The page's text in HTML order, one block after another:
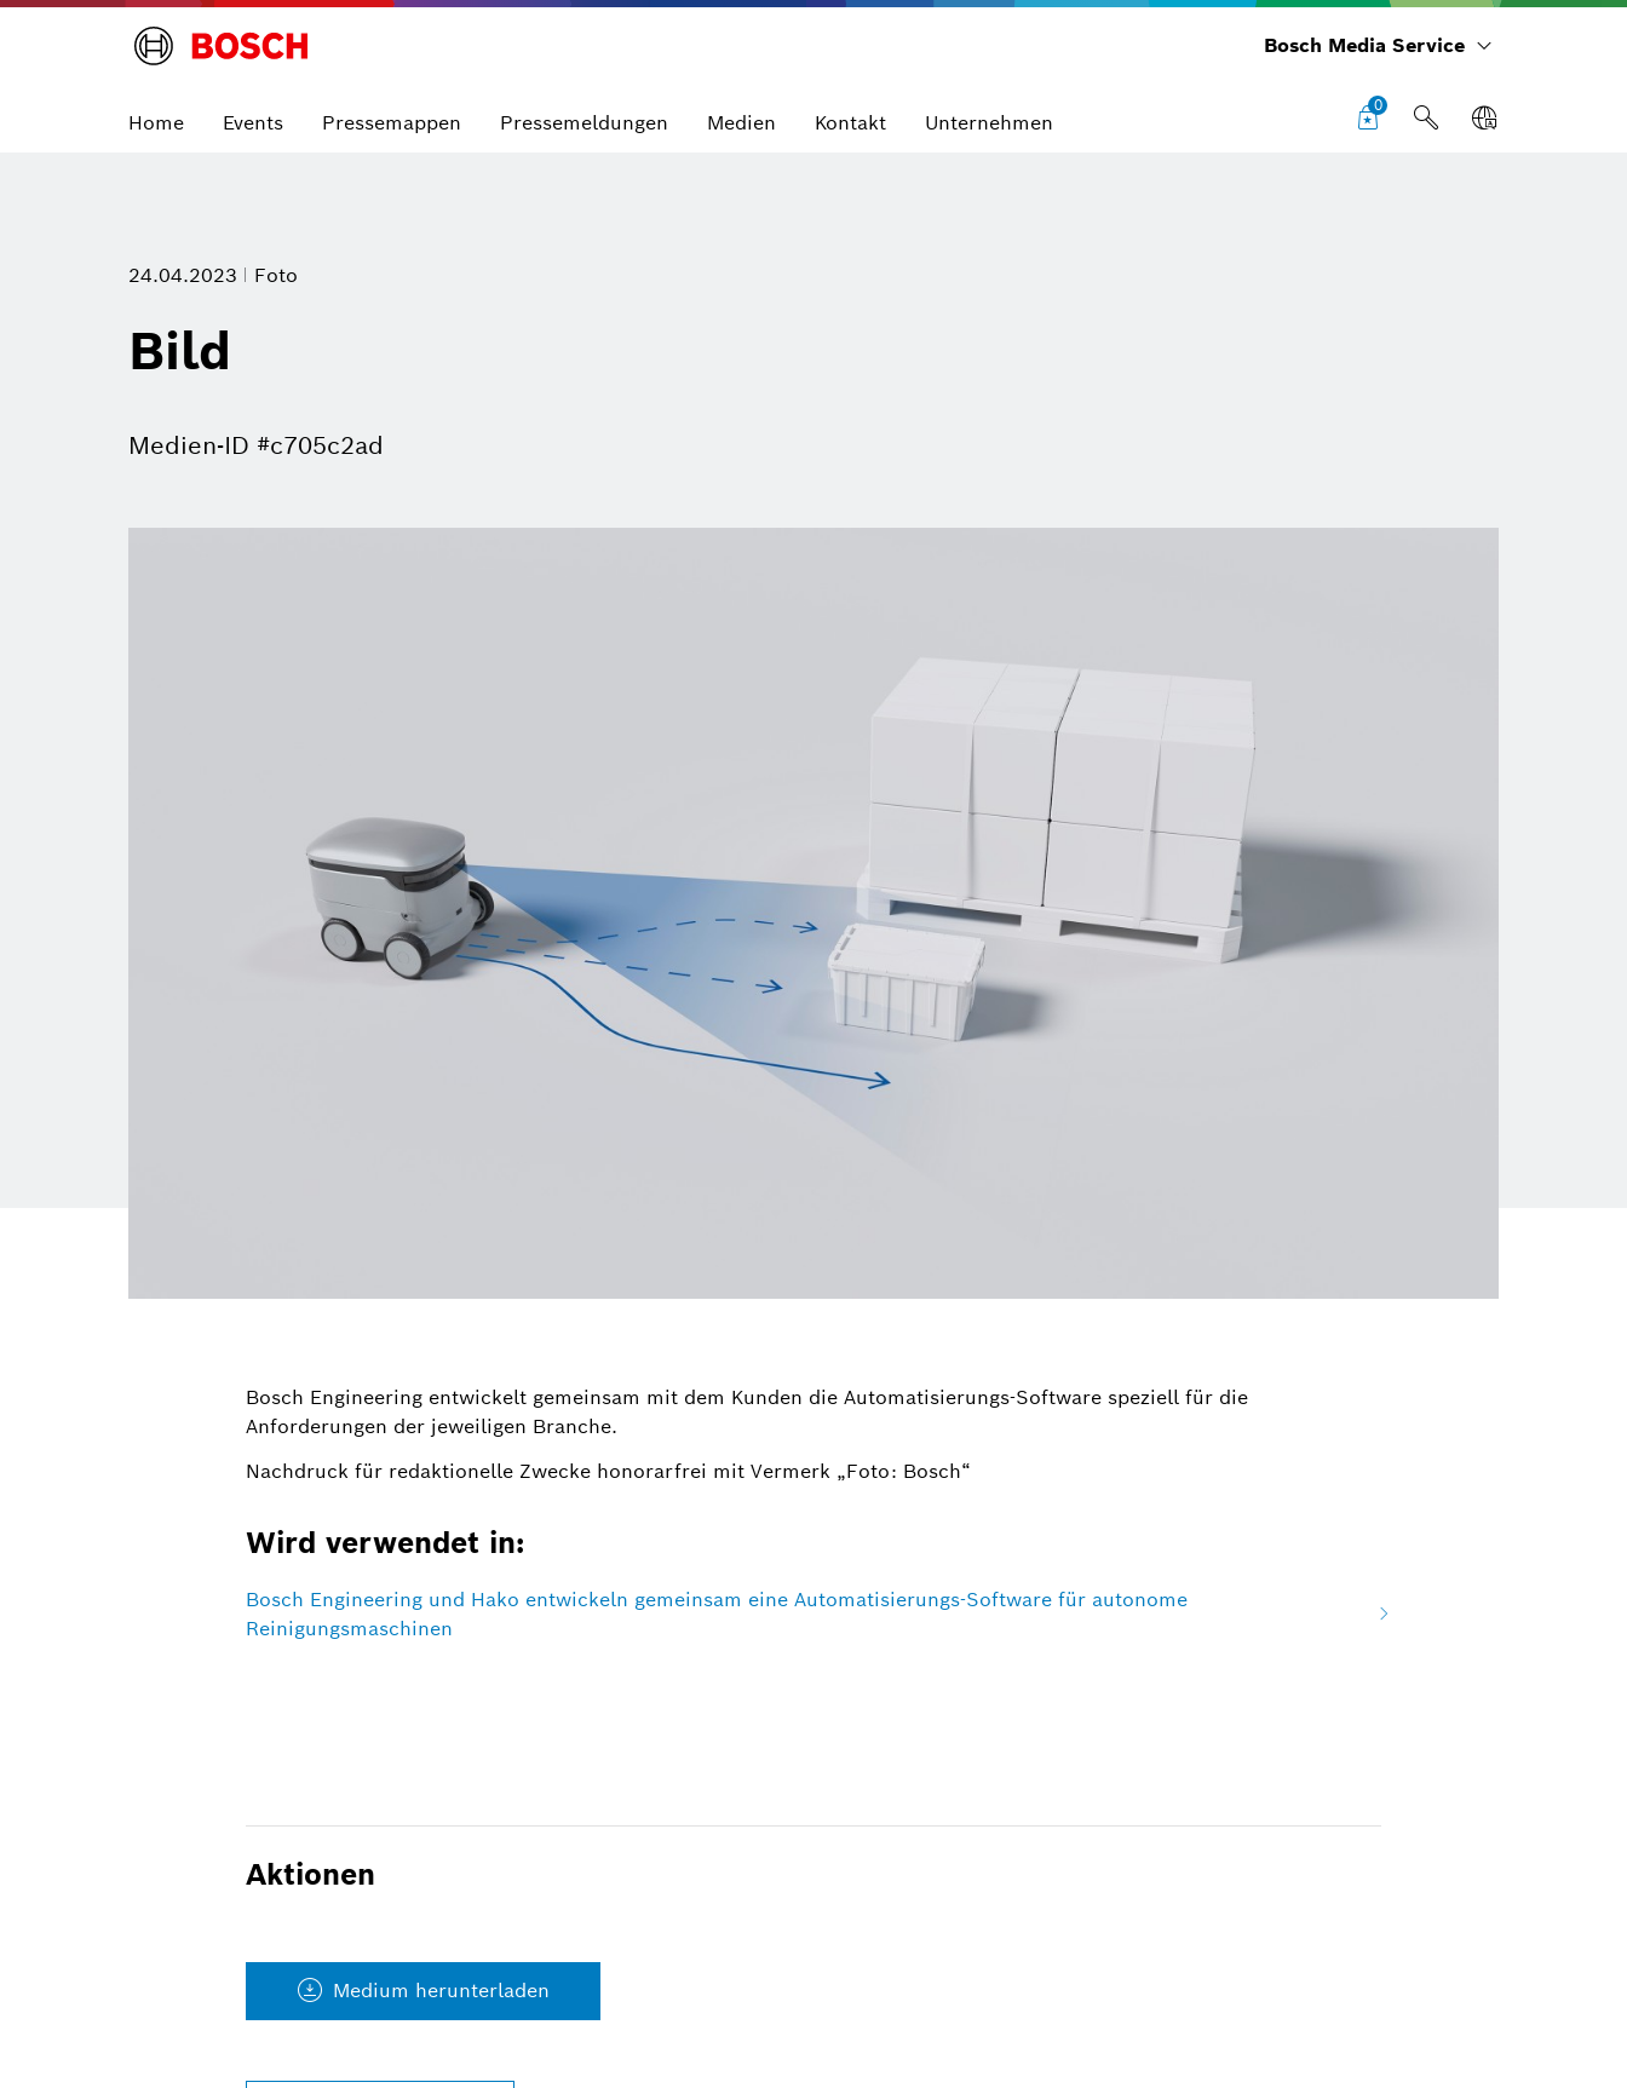
Bosch Media Service
Home Events Pressemappen Pressemeldungen Medien Kontakt Unternehmen
0
24.04.2023 Foto
Bild
Medien-ID #c705c2ad
Bosch Engineering entwickelt gemeinsam mit dem Kunden die Automatisierungs-Software speziell für die
Anforderungen der jeweiligen Branche.
Nachdruck für redaktionelle Zwecke honorarfrei mit Vermerk „Foto: Bosch“
Wird verwendet in:
Bosch Engineering und Hako entwickeln gemeinsam eine Automatisierungs-Software für autonome
Reinigungsmaschinen
Aktionen
Medium herunterladen